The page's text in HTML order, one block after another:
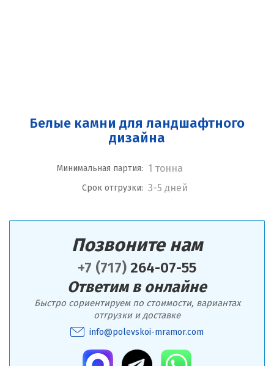
Белые камни для ландшафтного
дизайна
Минимальная партия: 1 тонна
Срок отгрузки: 3-5 дней
Позвоните нам
+7 (717) 264-07-55
Ответим в онлайне
Быстро сориентируем по стоимости, вариантах
отгрузки и доставке
info@polevskoi-mramor.com